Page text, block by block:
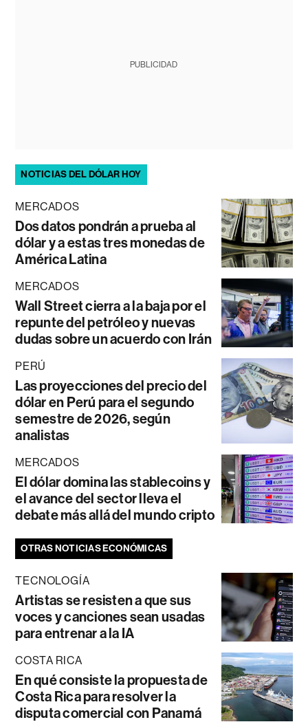
PUBLICIDAD
NOTICIAS DEL DÓLAR HOY
MERCADOS
Dos datos pondrán a prueba al
dólar y a estas tres monedas de
América Latina
MERCADOS
Wall Street cierra a la baja por el
repunte del petróleo y nuevas
dudas sobre un acuerdo con Irán
PERÚ
Las proyecciones del precio del
dólar en Perú para el segundo
semestre de 2026, según
analistas
MERCADOS
El dólar domina las stablecoins y
el avance del sector lleva el
debate más allá del mundo cripto
OTRAS NOTICIAS ECONÓMICAS
TECNOLOGÍA
Artistas se resisten a que sus
voces y canciones sean usadas
para entrenar a la IA
COSTA RICA
En qué consiste la propuesta de
Costa Rica para resolver la
disputa comercial con Panamá